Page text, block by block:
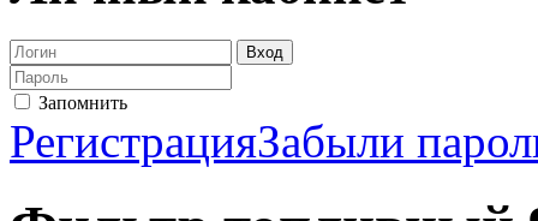
Запомнить
РегистрацияЗабыли